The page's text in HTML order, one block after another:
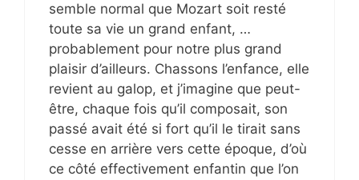
semble normal que Mozart soit resté
toute sa vie un grand enfant, …
probablement pour notre plus grand
plaisir d’ailleurs. Chassons l’enfance, elle
revient au galop, et j’imagine que peut-
être, chaque fois qu’il composait, son
passé avait été si fort qu’il le tirait sans
cesse en arrière vers cette époque, d’où
ce côté effectivement enfantin que l’on